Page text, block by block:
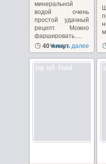
минеральной
водой очень
простой удачный
рецепт. Можно
фаршировать.....
40 минут
Читать далее